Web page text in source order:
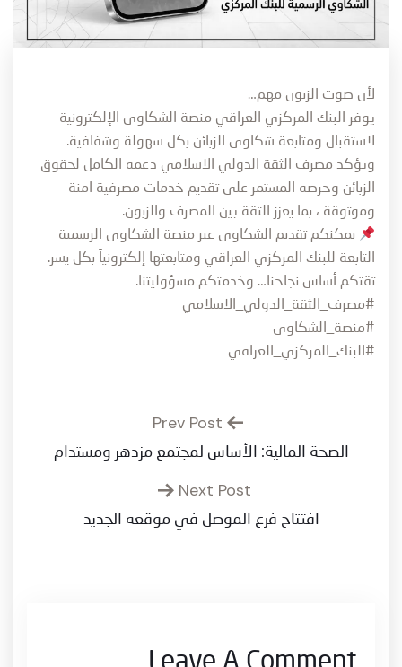
لأن صوت الزبون مهم…
يوفر البنك المركزي العراقي منصة الشكاوى الإلكترونية
لاستقبال ومتابعة شكاوى الزبائن بكل سهولة وشفافية.
ويؤكد مصرف الثقة الدولي الاسلامي دعمه الكامل لحقوق
الزبائن وحرصه المستمر على تقديم خدمات مصرفية آمنة
وموثوقة ، بما يعزز الثقة بين المصرف والزبون.
يمكنكم تقديم الشكاوى عبر منصة الشكاوى الرسمية
التابعة للبنك المركزي العراقي ومتابعتها إلكترونياً بكل يسر.
ثقتكم أساس نجاحنا… وخدمتكم مسؤوليتنا.
#مصرف_الثقة_الدولي_الاسلامي
#منصة_الشكاوى
#البنك_المركزي_العراقي
الصحة المالية: الأساس لمجتمع مزدهر ومستدام
Next Post
افتتاح فرع الموصل في موقعه الجديد